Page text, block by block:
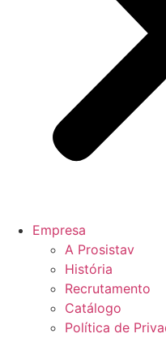
Empresa
A Prosistav
História
Recrutamento
Catálogo
Política de